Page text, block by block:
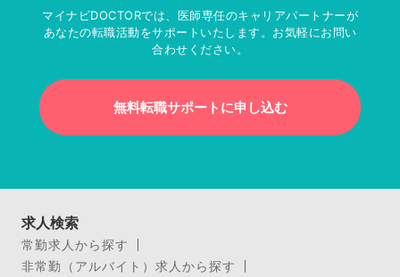
マイナビDOCTORでは、医師専任のキャリアパートナーが
あなたの転職活動をサポートいたします。お気軽にお問い
合わせください。
無料転職サポートに申し込む
求人検索
常勤求人から探す
非常勤（アルバイト）求人から探す